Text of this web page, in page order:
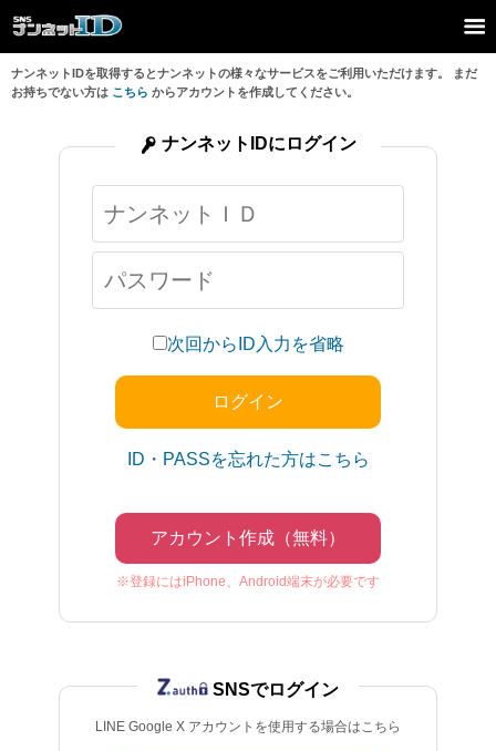
ナンネットIDを取得するとナンネットの様々なサービスをご利用いただけます。 まだ
お持ちでない方は こちら からアカウントを作成してください。
次回からID入力を省略
ID・PASSを忘れた方はこちら
アカウント作成（無料）
※登録にはiPhone、Android端末が必要です
ナンネットIDにログイン
LINE Google X アカウントを使用する場合はこちら
SNSでログイン